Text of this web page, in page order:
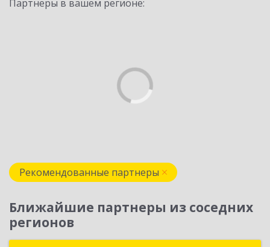
Партнеры в вашем регионе:
Рекомендованные партнеры
Ближайшие партнеры из соседних
регионов